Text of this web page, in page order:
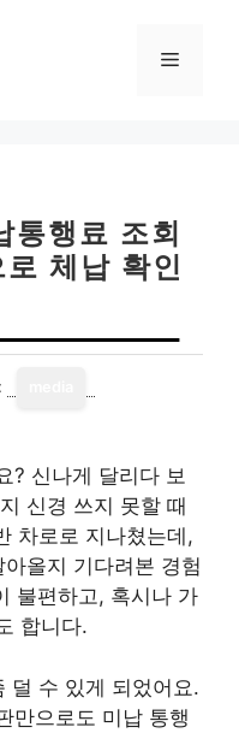
메
통행료 조회
체납 확인
? 신나게 달리다 보
신경 쓰지 못할 때
차로로 지나쳤는데,
올지 기다려본 경험
불편하고, 혹시나 가
합니다.
덜 수 있게 되었어요.
만으로도 미납 통행